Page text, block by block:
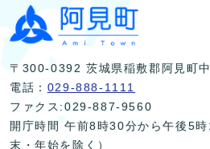
〒300-0392 茨城県稲敷郡阿見町
電話： 029-888-1111
ファクス:029-887-9560
開庁時間 午前8時30分から午後5
末・年始を除く）